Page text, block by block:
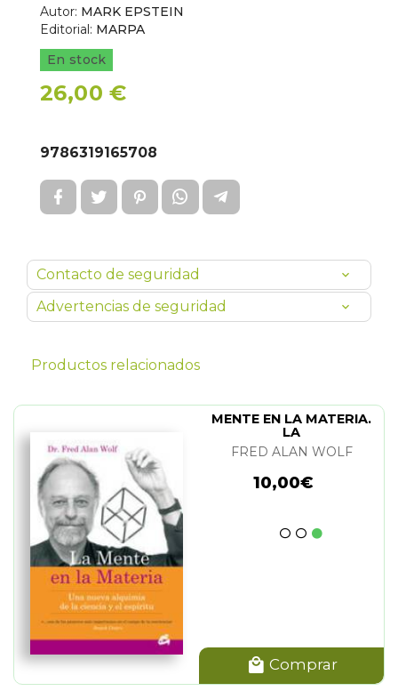
Autor: MARK EPSTEIN
Editorial: MARPA
En stock
26,00 €
9786319165708
Contacto de seguridad
Advertencias de seguridad
Productos relacionados
MENTE EN LA MATERIA.
LA
FRED ALAN WOLF
10,00€
Comprar